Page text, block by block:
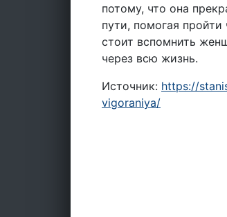
потому, что она
пути, помогая
стоит вспомнить
через всю жизнь.
Источник: https://
vigoraniya/